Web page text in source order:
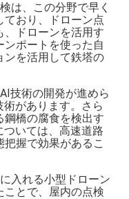
は、この分野で早く
おり、ドローン点
ドローンを活用す
ポートを使った自
ンを活用して鉄塔の
技術の開発が進めら
があります。さら
鋼橋の腐食を検出す
いては、高速道路
握で効果があるこ
入れる小型ドローン
とで、屋内の点検